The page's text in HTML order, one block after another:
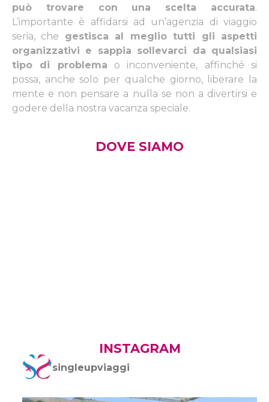
può trovare con una scelta accurata.
L’importante è affidarsi ad un’agenzia di viaggio
seria, che gestisca al meglio tutti gli aspetti
organizzativi e sappia sollevarci da qualsiasi
tipo di problema o inconveniente, affinché si
possa, anche solo per qualche giorno, liberare la
mente e non pensare a nulla se non a divertirsi e
godere della nostra vacanza speciale.
DOVE SIAMO
INSTAGRAM
singleupviaggi